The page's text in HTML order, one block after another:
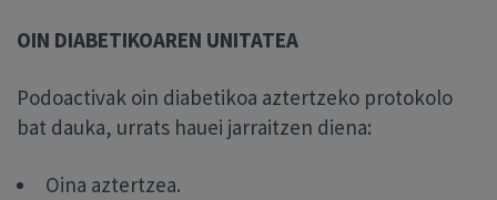
OIN DIABETIKOAREN UNITATEA
Podoactivak oin diabetikoa aztertzeko protokolo
bat dauka, urrats hauei jarraitzen diena:
Oina aztertzea.